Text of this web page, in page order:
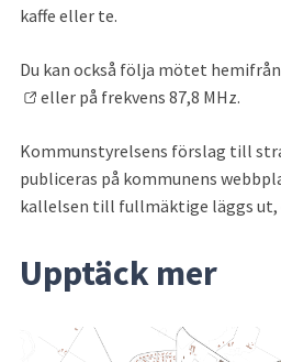
kaffe eller te.
Du kan också följa mötet
eller på frekvens 87,8 MHz.
Kommunstyrelsens förslag till
publiceras på kommunens
kallelsen till fullmäktige läggs ut,
Upptäck mer